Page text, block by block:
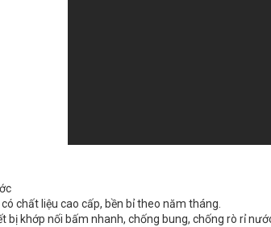
chất liệu cao cấp, bền bỉ theo năm tháng.
khớp nối bấm nhanh, chống bung, chống rò rỉ